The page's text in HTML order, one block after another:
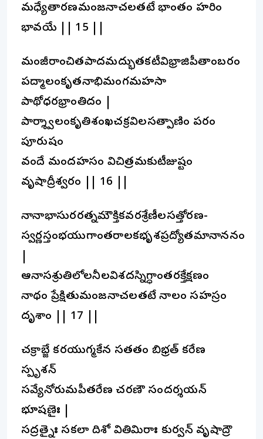
మధ్యేతారణమంజనాచలతటే భాంతం హరిం
భావయే || 15 ||
మంజీరాంచితపాదమద్భుతకటీవిభ్రాజిపీతాంబరం
పద్మాలంకృతనాభిమంగమహసా
పాథోధరభ్రాంతిదం |
పార్శ్వాలంకృతిశంఖచక్రవిలసత్పాణిం పరం
పూరుషం
వందే మందహసం విచిత్రమకుటీజుష్టం
వృషాద్రీశ్వరం || 16 ||
నానాభాసురరత్నమౌక్తికవరశ్రేణీలసత్తోరణ-
స్వర్ణస్తంభయుగాంతరాలకభృశప్రద్యోతమానాననం
ఆనాసశ్రుతిలోలనీలవిశదస్నిగ్ధాంతరక్తేక్షణం
నాథం ప్రేక్షితుమంజనాచలతటే నాలం సహస్రం
దృశాం || 17 ||
చక్రాబ్జే కరయుగ్మకేన సతతం బిభ్రత్ కరేణ
స్పృశన్
సవ్యేనోరుమపీతరేణ చరణౌ సందర్శయన్
భూషణైః |
సద్రత్నైః సకలా దిశో వితిమిరాః కుర్వన్ వృషాద్రౌ